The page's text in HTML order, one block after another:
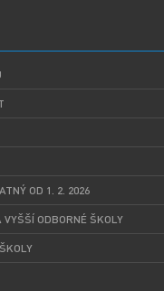
OD 1. 2. 2026
ODBORNÉ ŠKOLY